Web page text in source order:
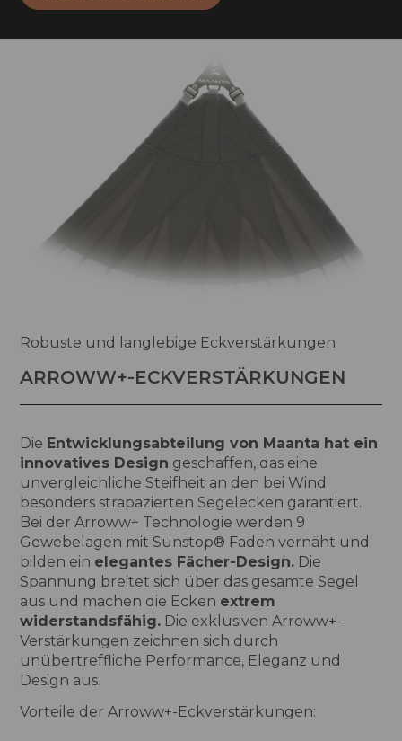
Robuste und langlebige Eckverstärkungen
ARROWW+-ECKVERSTÄRKUNGEN
Die Entwicklungsabteilung von Maanta hat ein
innovatives Design geschaffen, das eine
unvergleichliche Steifheit an den bei Wind
besonders strapazierten Segelecken garantiert.
Bei der Arroww+ Technologie werden 9
Gewebelagen mit Sunstop® Faden vernäht und
bilden ein elegantes Fächer-Design.Die
Spannung breitet sich über das gesamte Segel
aus und machen die Ecken extrem
widerstandsfähig.Die exklusiven Arroww+-
Verstärkungen zeichnen sich durch
unübertreffliche Performance, Eleganz und
Design aus.
Vorteile der Arroww+-Eckverstärkungen: